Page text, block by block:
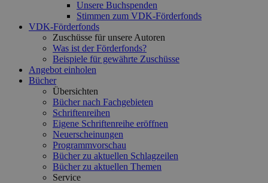
Unsere Buchspenden
Stimmen zum VDK-Förderfonds
VDK-Förderfonds
Zuschüsse für unsere Autoren
Was ist der Förderfonds?
Beispiele für gewährte Zuschüsse
Angebot einholen
Bücher
Übersichten
Bücher nach Fachgebieten
Schriftenreihen
Eigene Schriftenreihe eröffnen
Neuerscheinungen
Programmvorschau
Bücher zu aktuellen Schlagzeilen
Bücher zu aktuellen Themen
Service